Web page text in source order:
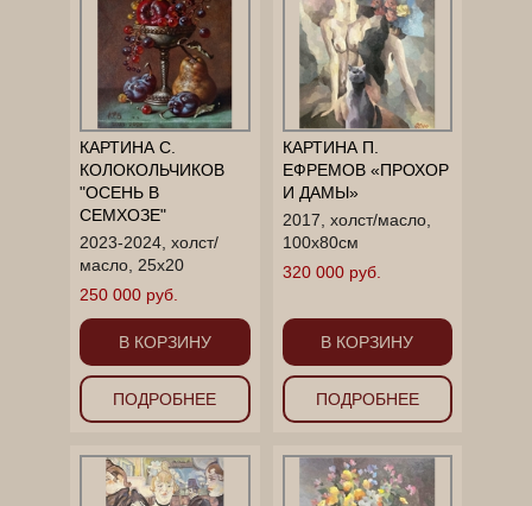
КАРТИНА С.
КОЛОКОЛЬЧИКОВ
"ОСЕНЬ В
СЕМХОЗЕ"
2023-2024, холст/
масло, 25х20
250 000 руб.
В КОРЗИНУ
ПОДРОБНЕЕ
КАРТИНА П.
ЕФРЕМОВ «ПРОХОР
И ДАМЫ»
2017, холст/масло,
100x80см
320 000 руб.
В КОРЗИНУ
ПОДРОБНЕЕ